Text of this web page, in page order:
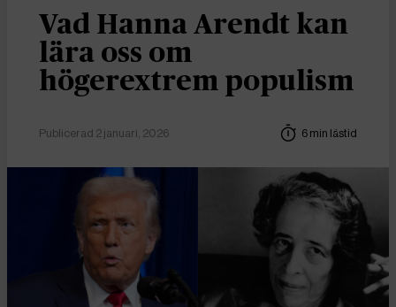
Vad Hanna Arendt kan
lära oss om
högerextrem populism
Publicerad 2 januari, 2026 6 min lästid